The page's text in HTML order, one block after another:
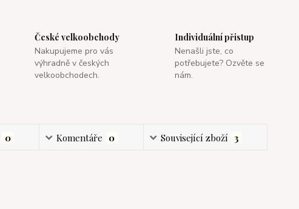
České velkoobchody
Nakupujeme pro vás
výhradně v českých
velkoobchodech.
Individuální přistup
Nenašli jste, co
potřebujete? Ozvěte se
nám.
0 Komentáře 0 Související zboží 3